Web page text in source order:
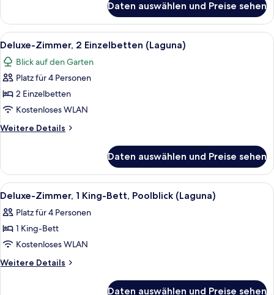
Zimmer,
1 King-
Bett
Daten auswählen und Preise sehen
Alle
Fotos
für
Deluxe-
Zimmer,
2 Einzelbetten
(Laguna)
anzeigen
Ein Hotelzimmer mit zwei Betten,
5
Deluxe-Zimmer, 2 Einzelbetten (Laguna)
Blick auf den Garten
Platz für 4 Personen
2 Einzelbetten
Kostenloses WLAN
Weitere Details
Weitere
Zimmer,
2 Einzelbetten
(Laguna)
Daten auswählen und Preise sehen
Alle
Fotos
für
Deluxe-
Zimmer,
1 King-
Ein modernes Hotelzimmer mit
6
Deluxe-Zimmer, 1 King-Bett, Poolblick (Laguna)
Platz für 4 Personen
1 King-Bett
Kostenloses WLAN
Weitere Details
Weitere
Daten auswählen und Preise sehen